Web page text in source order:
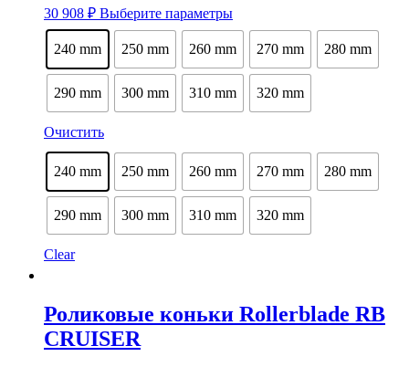
30 908 ₽ Выберите параметрыЭтот
имеет
несколько
вариаций.
Опции
можно
странице
товара.
240 mm 250 mm 260 mm 270 mm 280 mm
290 mm 300 mm 310 mm 320 mm
Очистить
240 mm 250 mm 260 mm 270 mm 280 mm
290 mm 300 mm 310 mm 320 mm
Clear
Роликовые коньки Rollerblade RB
CRUISER